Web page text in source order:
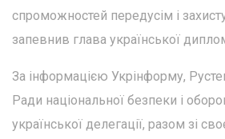
спроможностей передусім і
запевнив глава української
За інформацією Укрінформу,
Ради національної безпеки і
української делегації, разом зі